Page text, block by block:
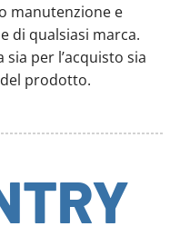
manutenzione e
di qualsiasi marca.
per l’acquisto sia
prodotto.